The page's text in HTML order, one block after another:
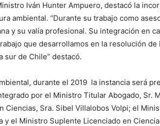
Iván Hunter Ampuero, destacó la
ambiental. “Durante su trabajo como
y su valía profesional. Su integración en
que desarrollamos en la resolución de
sur de Chile” destacó.
durante el 2019 la instancia será
por el Ministro Titular Abogado, Sr.
Ciencias, Sra. Sibel Villalobos Volpi; el
y el Ministro Suplente Licenciado en